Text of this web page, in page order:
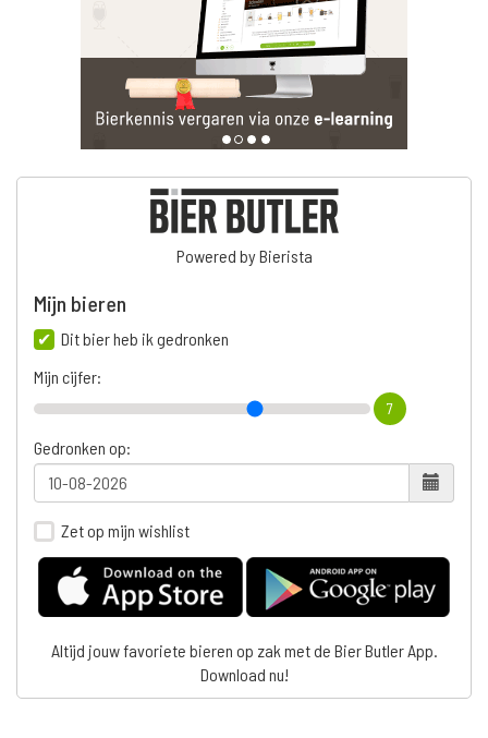
Powered by Bierista
Mijn bieren
Dit bier heb ik gedronken
Mijn cijfer:
7
Gedronken op:
Zet op mijn wishlist
Altijd jouw favoriete bieren op zak met de Bier Butler App.
Download nu!